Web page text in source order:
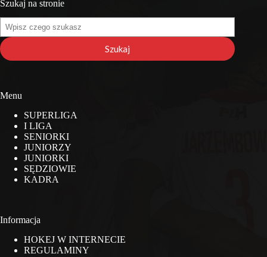
Szukaj na stronie
Szukaj
na
stronie
Szukaj
Menu
SUPERLIGA
I LIGA
SENIORKI
JUNIORZY
JUNIORKI
SĘDZIOWIE
KADRA
Informacja
HOKEJ W INTERNECIE
REGULAMINY